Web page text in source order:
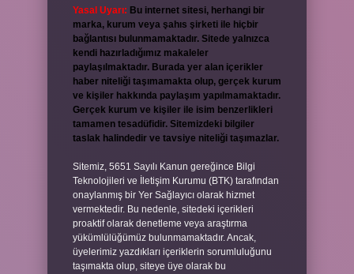
Yasal Uyarı: Bu internet sitesi, herhangi bir
marka, kurum veya şahıs şirketi ile hiçbir
bağlantısı bulunmamaktadır. Sitede yalnızca
kendi hazırladığımız makaleler
paylaşılmaktadır. Burada yer alan içerikler
haber niteliği taşımamakta olup, gerçek kurum
ve kişiler hakkında paylaşım yapılmamaktadır.
Gerçek kurum ve kişiler ile isim benzerlikleri
tamamen tesadüfidir. Sitemizdeki bilgiler
taslak halindedir ve tavsiye niteliği taşımazlar.
Sitemiz, 5651 Sayılı Kanun gereğince Bilgi
Teknolojileri ve İletişim Kurumu (BTK) tarafından
onaylanmış bir Yer Sağlayıcı olarak hizmet
vermektedir. Bu nedenle, sitedeki içerikleri
proaktif olarak denetleme veya araştırma
yükümlülüğümüz bulunmamaktadır. Ancak,
üyelerimiz yazdıkları içeriklerin sorumluluğunu
taşımakta olup, siteye üye olarak bu